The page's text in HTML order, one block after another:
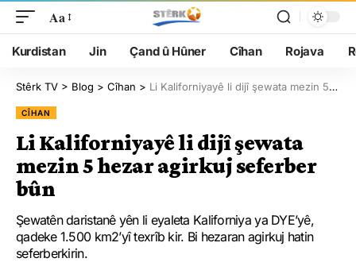
Aa
Kurdistan Jin Çand û Hûner Cîhan Rojava
Stêrk TV > Blog > Cîhan > Li Kaliforniyayê li dijî şewata mezin 5 hezar agirkuj seferber bûn
CÎHAN
Li Kaliforniyayê li dijî şewata
mezin 5 hezar agirkuj seferber
bûn
Şewatên daristanê yên li eyaleta Kaliforniya ya DYE’yê,
qadeke 1.500 km2’yî texrîb kir. Bi hezaran agirkuj hatin
seferberkirin.